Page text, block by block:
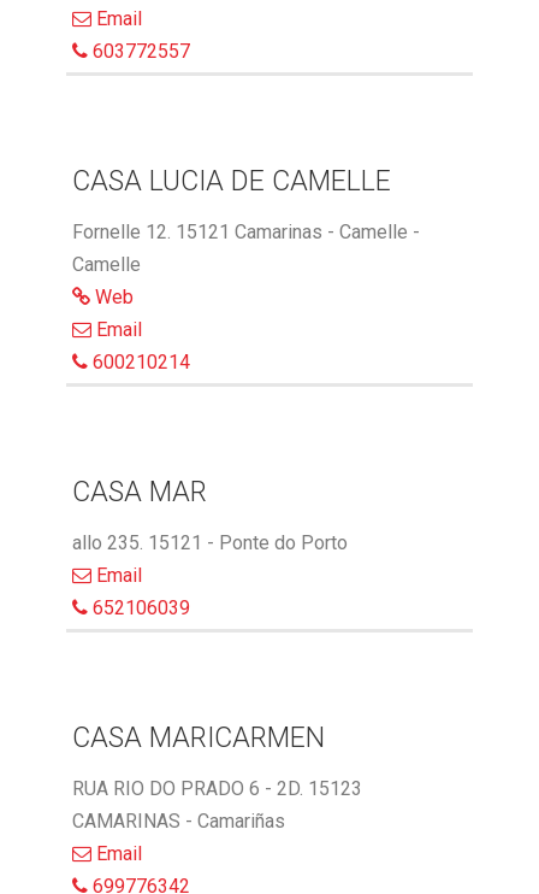
Email
603772557
CASA LUCIA DE CAMELLE
Fornelle 12. 15121 Camarinas - Camelle -
Camelle
Web
Email
600210214
CASA MAR
allo 235. 15121 - Ponte do Porto
Email
652106039
CASA MARICARMEN
RUA RIO DO PRADO 6 - 2D. 15123
CAMARINAS - Camariñas
Email
699776342